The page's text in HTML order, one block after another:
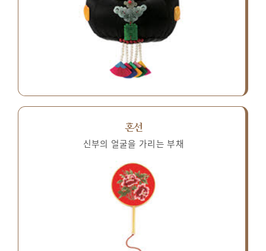
혼선
신부의 얼굴을 가리는 부채